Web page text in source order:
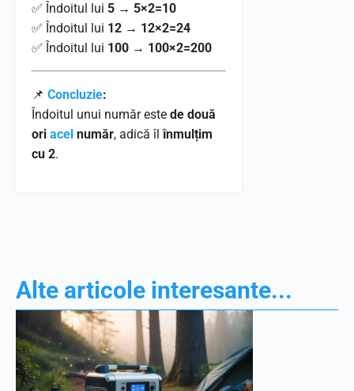
✅ Îndoitul lui 5 → 5×2=10
✅ Îndoitul lui 12 → 12×2=24
✅ Îndoitul lui 100 → 100×2=200
📌 Concluzie:
Îndoitul unui număr este de două
ori acel număr, adică îlînmulțim
cu 2.
Alte articole interesante...